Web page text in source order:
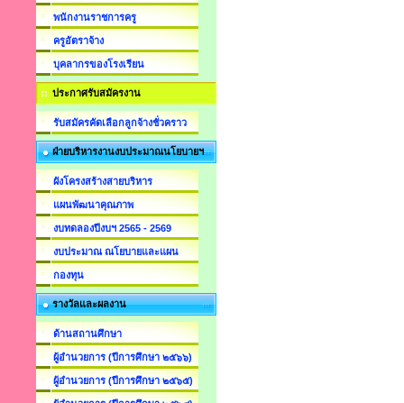
พนักงานราชการครู
ครูอัตราจ้าง
บุคลากรของโรงเรียน
ประกาศรับสมัครงาน
รับสมัครคัดเลือกลูกจ้างชั่วคราว
ฝ่ายบริหารงานงบประมาณนโยบายฯ
ผังโครงสร้างสายบริหาร
แผนพัฒนาคุณภาพ
งบทดลองปีงบฯ 2565 - 2569
งบประมาณ ณโยบายและแผน
กองทุน
รางวัลและผลงาน
ด้านสถานศึกษา
ผู้อำนวยการ (ปีการศึกษา ๒๕๖๖)
ผู้อำนวยการ (ปีการศึกษา ๒๕๖๕)